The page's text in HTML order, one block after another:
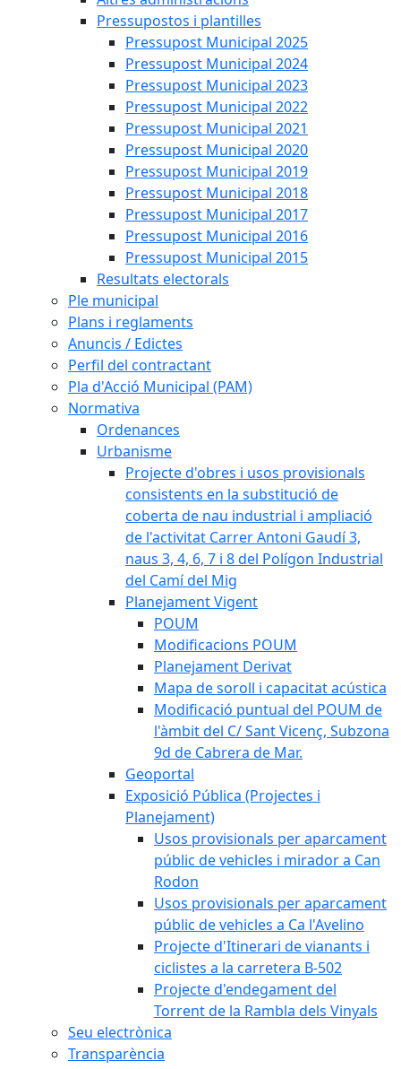
Pressupostos i plantilles
Pressupost Municipal 2025
Pressupost Municipal 2024
Pressupost Municipal 2023
Pressupost Municipal 2022
Pressupost Municipal 2021
Pressupost Municipal 2020
Pressupost Municipal 2019
Pressupost Municipal 2018
Pressupost Municipal 2017
Pressupost Municipal 2016
Pressupost Municipal 2015
Resultats electorals
Ple municipal
Plans i reglaments
Anuncis / Edictes
Perfil del contractant
Pla d'Acció Municipal (PAM)
Normativa
Ordenances
Urbanisme
Projecte d'obres i usos provisionals
consistents en la substitució de
coberta de nau industrial i ampliació
de l'activitat Carrer Antoni Gaudí 3,
naus 3, 4, 6, 7 i 8 del Polígon Industrial
del Camí del Mig
Planejament Vigent
POUM
Modificacions POUM
Planejament Derivat
Mapa de soroll i capacitat acústica
Modificació puntual del POUM de
l'àmbit del C/ Sant Vicenç, Subzona
9d de Cabrera de Mar.
Geoportal
Exposició Pública (Projectes i
Planejament)
Usos provisionals per aparcament
públic de vehicles i mirador a Can
Rodon
Usos provisionals per aparcament
públic de vehicles a Ca l'Avelino
Projecte d'Itinerari de vianants i
ciclistes a la carretera B-502
Projecte d'endegament del
Torrent de la Rambla dels Vinyals
Seu electrònica
Transparència